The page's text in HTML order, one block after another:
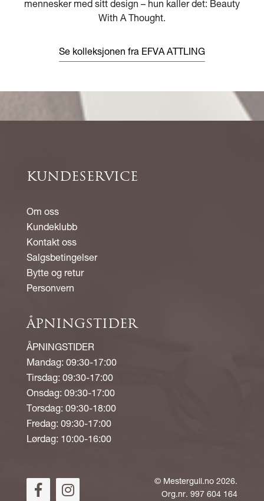
mennesker med sitt design – hun kaller det: Beauty
With A Thought.
Se kolleksjonen fra EFVA ATTLING
KUNDESERVICE
Om oss
Kundeklubb
Kontakt oss
Salgsbetingelser
Bytte og retur
Personvern
ÅPNINGSTIDER
ÅPNINGSTIDER
Mandag: 09:30-17:00
Tirsdag: 09:30-17:00
Onsdag: 09:30-17:00
Torsdag: 09:30-18:00
Fredag: 09:30-17:00
Lørdag: 10:00-16:00
© Mestergull.no 2026.
Org.nr. 997 604 164